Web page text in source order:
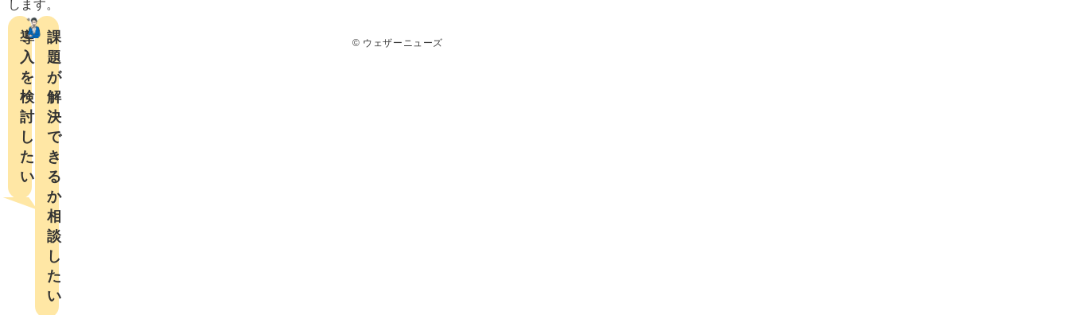
します。
導
入
を
検
討
し
た
い
課
題
が
解
決
で
き
る
か
相
談
し
た
い
© ウェザーニューズ